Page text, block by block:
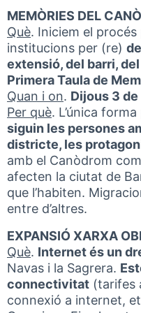
MEMÒRIES DEL
Què. Iniciem el
institucions per (re)
extensió, del barri,
Primera Taula de
Quan i on. Dijous 3
Per què. L’única
siguin les persones
districte, les
amb el Canòdrom
afecten la ciutat de
que l’habiten.
entre d’altres.
EXPANSIÓ XARXA
Què. Internet és un
Navas i la Sagrera.
connectivitat (tarifes
connexió a internet,